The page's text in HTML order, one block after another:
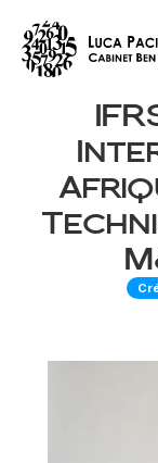
PRODUCT
Design
Content